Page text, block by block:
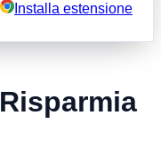
Installa estensione
Risparmia